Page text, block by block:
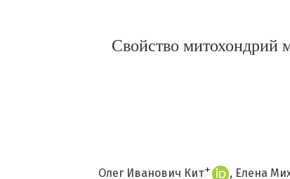
Свойство митохондрий
Олег Иванович Кит+ Елена